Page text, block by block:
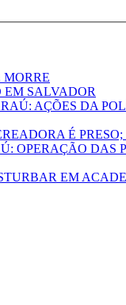
SALVADOR
AÇÕES DA
É
OPERAÇÃO DAS
EM